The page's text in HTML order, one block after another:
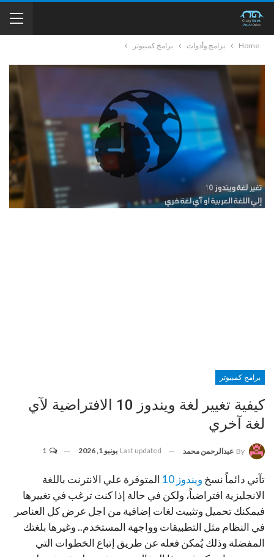
Home برامج وأدوات برامج كمبيوتر
برامج كمبيوتر
كيفية تغيير لغة ويندوز 10 الافتراضية لآي
لغة آخري
By عبدالرحمن محمد Last updated يونيو 1, 2026
تآتي دائماً نسخ ويندوز 10
المتوفرة علي الانترنت باللغة
الانجليزية افتراضياً، ولكن في حالة إذا كنت ترغب في تغييرها
فيمكنك تحميل وتثبيت لغات إضافية من اجل عرض كل العناصر
في النظام مثل التطبيقات وواجهة المستخدم.. وغيرها بلغتك
المفضلة وذلك يُمكن فعله عن طريق إتباع الخطوات التي